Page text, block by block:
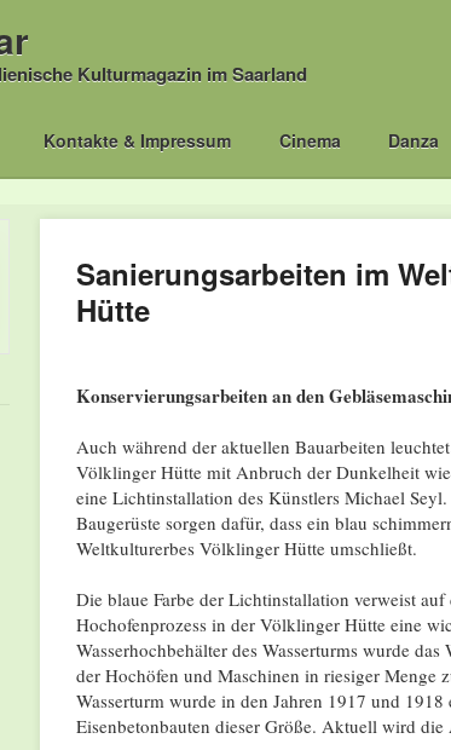
Kulturmagazin im Saarland
Kontakte & Impressum Cinema Danza
Sanierungsarbeiten im
Hütte
Konservierungsarbeiten an den
Auch während der aktuellen Bauarbeiten
Völklinger Hütte mit Anbruch der Dunkelheit
eine Lichtinstallation des Künstlers Michael
Baugerüste sorgen dafür, dass ein blau
Weltkulturerbes Völklinger Hütte umschließt.
Die blaue Farbe der Lichtinstallation verweist auf
Hochofenprozess in der Völklinger Hütte eine
Wasserhochbehälter des Wasserturms wurde
der Hochöfen und Maschinen in riesiger Menge
Wasserturm wurde in den Jahren 1917 und
Eisenbetonbauten dieser Größe. Aktuell wird die